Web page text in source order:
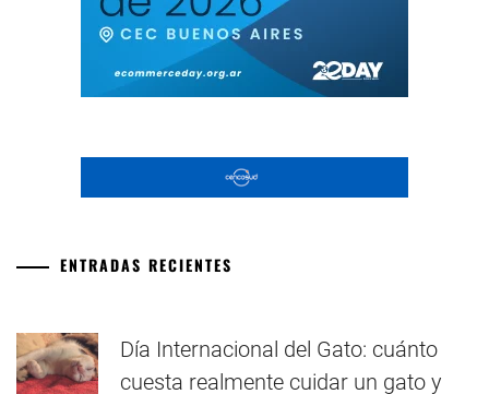
ENTRADAS RECIENTES
Día Internacional del Gato: cuánto
cuesta realmente cuidar un gato y